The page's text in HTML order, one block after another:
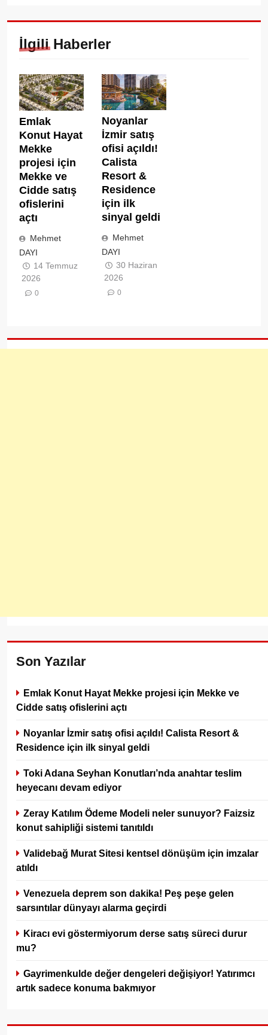
İlgili Haberler
Emlak
Konut Hayat
Mekke
projesi için
Mekke ve
Cidde satış
ofislerini
açtı
Mehmet
DAYI
14 Temmuz
2026
0
Noyanlar
İzmir satış
ofisi açıldı!
Calista
Resort &
Residence
için ilk
sinyal geldi
Mehmet
DAYI
30 Haziran
2026
0
Son Yazılar
Emlak Konut Hayat Mekke projesi için Mekke ve
Cidde satış ofislerini açtı
Noyanlar İzmir satış ofisi açıldı! Calista Resort &
Residence için ilk sinyal geldi
Toki Adana Seyhan Konutları’nda anahtar teslim
heyecanı devam ediyor
Zeray Katılım Ödeme Modeli neler sunuyor? Faizsiz
konut sahipliği sistemi tanıtıldı
Validebağ Murat Sitesi kentsel dönüşüm için imzalar
atıldı
Venezuela deprem son dakika! Peş peşe gelen
sarsıntılar dünyayı alarma geçirdi
Kiracı evi göstermiyorum derse satış süreci durur
mu?
Gayrimenkulde değer dengeleri değişiyor! Yatırımcı
artık sadece konuma bakmıyor